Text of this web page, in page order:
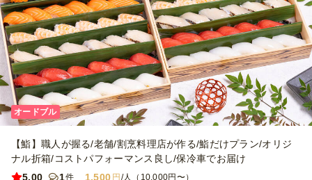
オードブル
【鮨】職人が握る/老舗/割烹料理店が作る/鮨だけプラン/オリジ
ナル折箱/コストパフォーマンス良し/保冷車でお届け
5.00
1件 1,500 円 /人（10,000円〜）